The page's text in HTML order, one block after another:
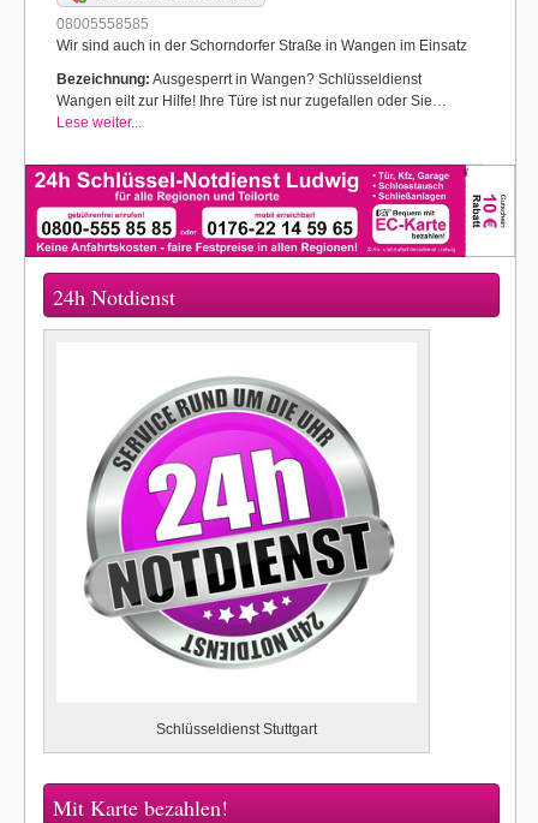
08005558585
Wir sind auch in der Schorndorfer Straße in Wangen im Einsatz
Bezeichnung: Ausgesperrt in Wangen? Schlüsseldienst
Wangen eilt zur Hilfe! Ihre Türe ist nur zugefallen oder Sie…
Lese weiter...
24h Notdienst
Schlüsseldienst Stuttgart
Mit Karte bezahlen!